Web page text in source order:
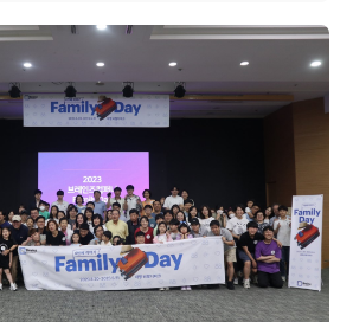
저들과 교류하며 뜻깊은 시간을 보냈습니다.
로 자리잡은 BB데이! 다음 달에 또 새로운
다.